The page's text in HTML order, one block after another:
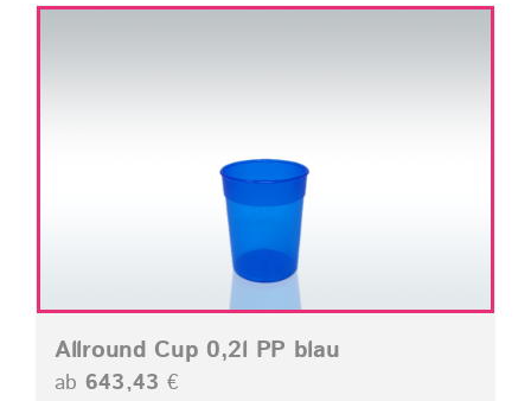
Allround Cup 0,2l PP blau
ab 643,43 €